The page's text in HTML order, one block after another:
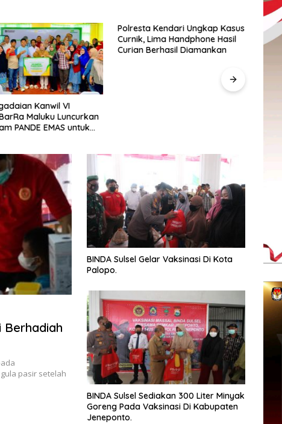
Kanwil VI
Maluku Luncurkan
PANDE EMAS untuk
Polresta Kendari Ungkap Kasus
Curnik, Lima Handphone Hasil
Curian Berhasil Diamankan
Berhadiah
pasir setelah
BINDA Sulsel Gelar Vaksinasi Di Kota
Palopo.
BINDA Sulsel Sediakan 300 Liter Minyak
Goreng Pada Vaksinasi Di Kabupaten
Jeneponto.